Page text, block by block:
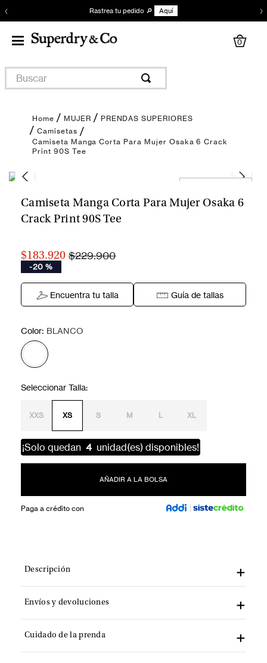
‹ Rastrea tu pedido 🔎 Aquí ›
0
Buscar
MUJER
PRENDAS SUPERIORES
Camisetas
Camiseta Manga Corta Para Mujer Osaka 6 Crack
Print 90S Tee
Camiseta Manga Corta Para Mujer Osaka 6
Crack Print 90S Tee
$183.920 $229.900
-20 %
Encuentra tu talla Guía de tallas
Color: BLANCO
XXS XS S M L XL
¡Solo quedan 4 unidad(es) disponibles!
AÑADIR A LA BOLSA
Paga a crédito con
Descripción
Envíos y devoluciones
Cuidado de la prenda